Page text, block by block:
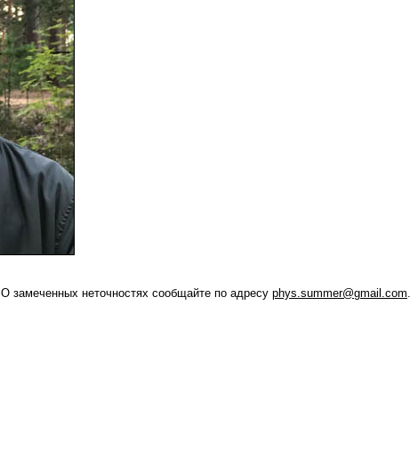
О замеченных неточностях сообщайте по адресу phys.summer@gmail.com